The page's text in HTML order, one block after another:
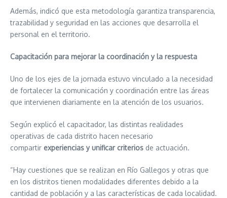
Además, indicó que esta metodología garantiza transparencia,
trazabilidad y seguridad en las acciones que desarrolla el
personal en el territorio.
Capacitación para mejorar la coordinación y la respuesta
Uno de los ejes de la jornada estuvo vinculado a la necesidad
de fortalecer la comunicación y coordinación entre las áreas
que intervienen diariamente en la atención de los usuarios.
Según explicó el capacitador, las distintas realidades
operativas de cada distrito hacen necesario
compartir experiencias y unificar criterios de actuación.
“Hay cuestiones que se realizan en Río Gallegos y otras que
en los distritos tienen modalidades diferentes debido a la
cantidad de población y a las características de cada localidad.